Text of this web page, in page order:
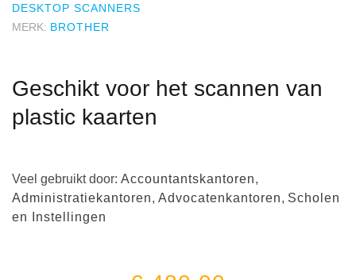
DESKTOP SCANNERS
MERK: BROTHER
Geschikt voor het scannen van
plastic kaarten
Veel gebruikt door: Accountantskantoren,
Administratiekantoren, Advocatenkantoren, Scholen
en Instellingen